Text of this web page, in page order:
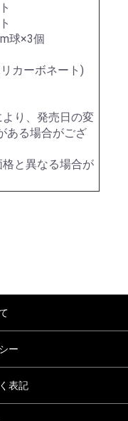
球×3個
カーボネート)
り、発売日の変
ある場合がござ
と異なる場合が
ー
表記